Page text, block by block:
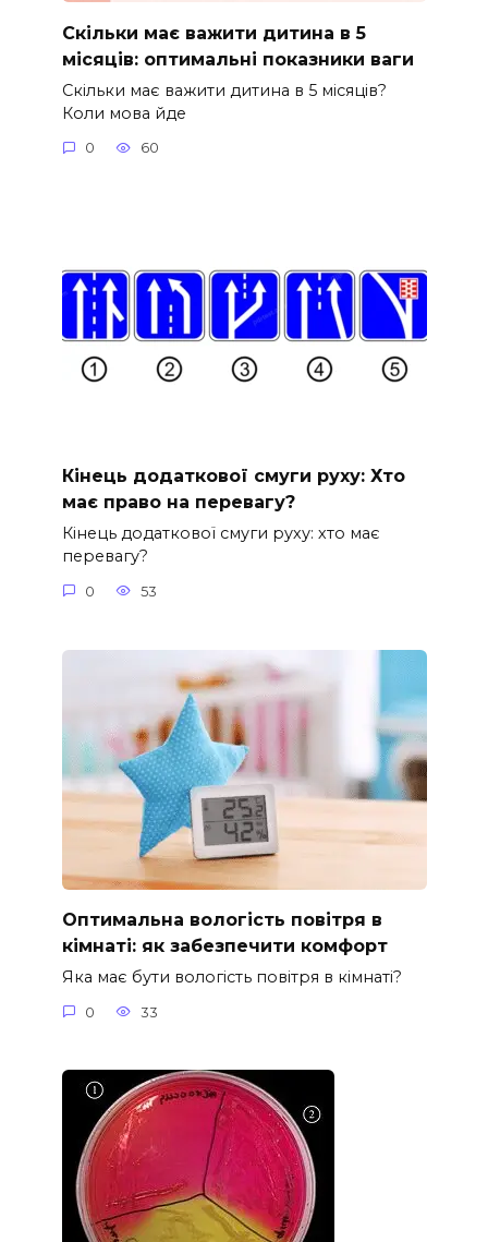
Скільки має важити дитина в 5
місяців: оптимальні показники ваги
Скільки має важити дитина в 5 місяців?
Коли мова йде
0 60
Кінець додаткової смуги руху: Хто
має право на перевагу?
Кінець додаткової смуги руху: хто має
перевагу?
0 53
Оптимальна вологість повітря в
кімнаті: як забезпечити комфорт
Яка має бути вологість повітря в кімнаті?
0 33